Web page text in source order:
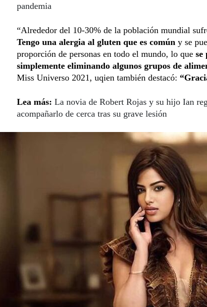
pandemia
“Alrededor del 10-30% de la población mundial
Tengo una alergia al gluten que es común y se
proporción de personas en todo el mundo, lo que se
simplemente eliminando algunos grupos de
Miss Universo 2021, uqien también destacó:
Lea más: La novia de Robert Rojas y su hijo Ian
acompañarlo de cerca tras su grave lesión